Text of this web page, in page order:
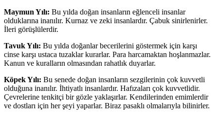
Maymun Yılı: Bu yılda doğan insanların eğlenceli insanlar
olduklarına inanılır. Kurnaz ve zeki insanlardır. Çabuk sinirlenirler.
İleri görüşlülerdir.
Tavuk Yılı: Bu yılda doğanlar becerilerini göstermek için karşı
cinse karşı ustaca tuzaklar kurarlar. Para harcamaktan hoşlanmazlar.
Kanun ve kuralların olmasından rahatlık duyarlar.
Köpek Yılı: Bu senede doğan insanların sezgilerinin çok kuvvetli
olduğuna inanılır. İhtiyatlı insanlardır. Hafızaları çok kuvvetlidir.
Çevrelerine tenkitçi bir gözle yaklaşırlar. Kendilerinden emimlerdir
ve dostları için her şeyi yaparlar. Biraz pasaklı olmalarıyla bilinirler.